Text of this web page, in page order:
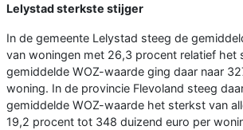
Lelystad sterkste stijger
In de gemeente Lelystad steeg de
van woningen met 26,3 procent relatief het
gemiddelde WOZ-waarde ging daar naar
woning. In de provincie Flevoland steeg
gemiddelde WOZ-waarde het sterkst van
19,2 procent tot 348 duizend euro per